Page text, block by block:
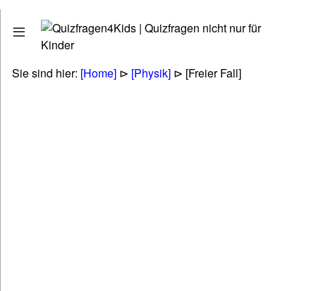
Quizfragen
Stadt - Land - Fluss
Tiere - Pflanzen - Natur
Sie sind hier: [Home] ⊳ [Physik] ⊳ [Freier Fall]